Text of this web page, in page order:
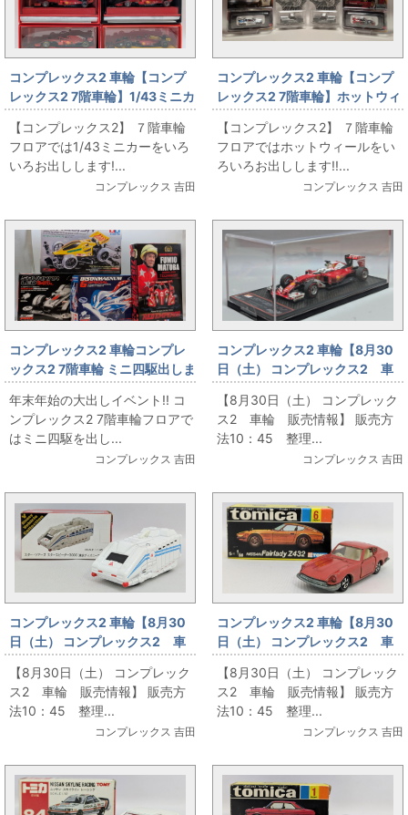
コンプレックス2 車輪【コンプ
レックス2 7階車輪】1/43ミニカ
ー出します!!
【コンプレックス2】 ７階車輪
フロアでは1/43ミニカーをいろ
いろお出しします!...
コンプレックス 吉田
コンプレックス2 車輪【コンプ
レックス2 7階車輪】ホットウィ
ール出します!!
【コンプレックス2】 ７階車輪
フロアではホットウィールをい
ろいろお出しします!!...
コンプレックス 吉田
コンプレックス2 車輪コンプレ
ックス2 7階車輪 ミニ四駆出しま
す!!
年末年始の大出しイベント!! コ
ンプレックス2 7階車輪フロアで
はミニ四駆を出し...
コンプレックス 吉田
コンプレックス2 車輪【8月30
日（土） コンプレックス2 車
輪 販売情報】13
【8月30日（土） コンプレック
ス2 車輪 販売情報】 販売方
法10：45 整理...
コンプレックス 吉田
コンプレックス2 車輪【8月30
日（土） コンプレックス2 車
輪 販売情報】１
【8月30日（土） コンプレック
ス2 車輪 販売情報】 販売方
法10：45 整理...
コンプレックス 吉田
コンプレックス2 車輪【8月30
日（土） コンプレックス2 車
輪 販売情報】2
【8月30日（土） コンプレック
ス2 車輪 販売情報】 販売方
法10：45 整理...
コンプレックス 吉田